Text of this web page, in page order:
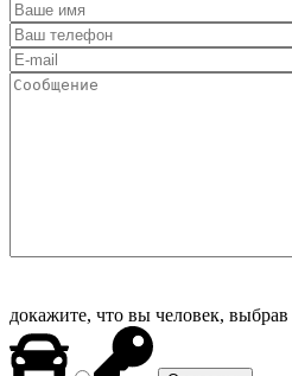
докажите, что вы человек, выбрав